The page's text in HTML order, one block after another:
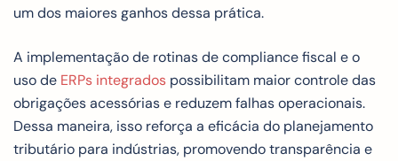
um dos maiores ganhos dessa prática.
A implementação de rotinas de compliance fiscal e o
uso de ERPs integrados possibilitam maior controle das
obrigações acessórias e reduzem falhas operacionais.
Dessa maneira, isso reforça a eficácia do planejamento
tributário para indústrias, promovendo transparência e